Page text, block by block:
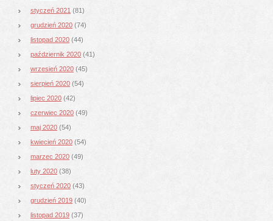
styczeń 2021 (81)
grudzień 2020 (74)
listopad 2020 (44)
październik 2020 (41)
wrzesień 2020 (45)
sierpień 2020 (54)
lipiec 2020 (42)
czerwiec 2020 (49)
maj 2020 (54)
kwiecień 2020 (54)
marzec 2020 (49)
luty 2020 (38)
styczeń 2020 (43)
grudzień 2019 (40)
listopad 2019 (37)